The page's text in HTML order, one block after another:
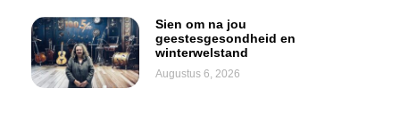
Sien om na jou
geestesgesondheid en
winterwelstand
Augustus 6, 2026